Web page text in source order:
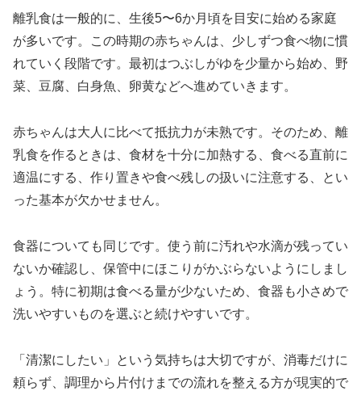
離乳食は一般的に、生後5〜6か月頃を目安に始める家庭
が多いです。この時期の赤ちゃんは、少しずつ食べ物に慣
れていく段階です。最初はつぶしがゆを少量から始め、野
菜、豆腐、白身魚、卵黄などへ進めていきます。
赤ちゃんは大人に比べて抵抗力が未熟です。そのため、離
乳食を作るときは、食材を十分に加熱する、食べる直前に
適温にする、作り置きや食べ残しの扱いに注意する、とい
った基本が欠かせません。
食器についても同じです。使う前に汚れや水滴が残ってい
ないか確認し、保管中にほこりがかぶらないようにしまし
ょう。特に初期は食べる量が少ないため、食器も小さめで
洗いやすいものを選ぶと続けやすいです。
「清潔にしたい」という気持ちは大切ですが、消毒だけに
頼らず、調理から片付けまでの流れを整える方が現実的で